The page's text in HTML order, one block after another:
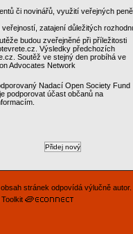
či novinářů, využití veřejných
zatajení důležitých
budou zveřejněné při příležitosti
Výsledky předchozích
Soutěž ve stejný den probíhá ve
Advocates Network
Nadací Open Society Fund
podporovat účast občanů na
stránek odpovídá výlučně